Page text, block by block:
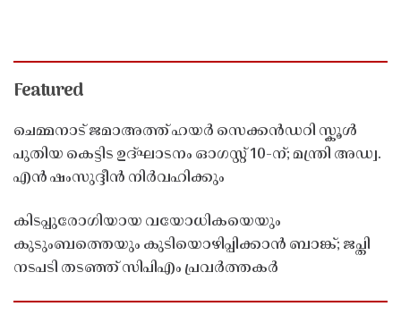
Featured
ചെമ്മനാട് ജമാഅത്ത് ഹയർ സെക്കൻഡറി സ്കൂൾ
പുതിയ കെട്ടിട ഉദ്ഘാടനം ഓഗസ്റ്റ് 10-ന്; മന്ത്രി അഡ്വ.
എൻ ഷംസുദ്ദീൻ നിർവഹിക്കും
കിടപ്പുരോഗിയായ വയോധികയെയും
കുടുംബത്തെയും കുടിയൊഴിപ്പിക്കാൻ ബാങ്ക്; ജപ്തി
നടപടി തടഞ്ഞ് സിപിഎം പ്രവർത്തകർ